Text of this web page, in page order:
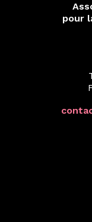
pour